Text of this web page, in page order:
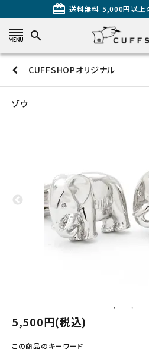
card_giftcard 送料無料 5,000円以上
search
カテゴリーから探す
修理・交換
CUFFSHOPオリジナル
ゾウ
5,500円(税込)
この商品のキーワード